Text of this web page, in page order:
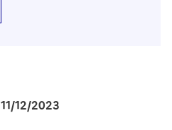
11/12/2023